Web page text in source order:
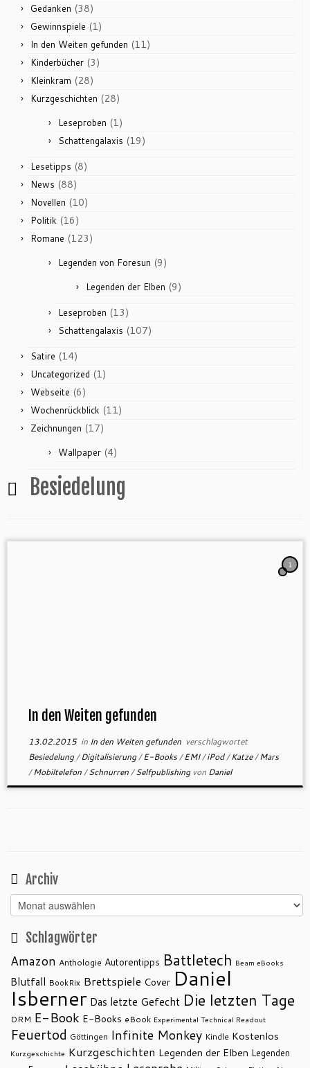
Gedanken (38)
Gewinnspiele (1)
In den Weiten gefunden (11)
Kinderbücher (3)
Kleinkram (28)
Kurzgeschichten (28)
Leseproben (1)
Schattengalaxis (19)
Lesetipps (8)
News (88)
Novellen (10)
Politik (16)
Romane (123)
Legenden von Foresun (9)
Legenden der Elben (9)
Leseproben (13)
Schattengalaxis (107)
Satire (14)
Uncategorized (1)
Webseite (6)
Wochenrückblick (11)
Zeichnungen (17)
Wallpaper (4)
Besiedelung
1
In den Weiten gefunden
13.02.2015in In den Weiten gefunden verschlagwortet
Besiedelung/Digitalisierung/E-Books/EMI/iPod/Katze/Mars
/Mobiltelefon/Schnurren/Selfpublishing von Daniel
Archiv
Archiv
Schlagwörter
Amazon Anthologie Autorentipps Battletech Beam eBooks
Blutfall BookRix Brettspiele Cover Daniel
Isberner Das letzte Gefecht Die letzten Tage
DRM E-Book E-Books eBook Experimental Technical Readout
Feuertod Göttingen Infinite Monkey Kindle Kostenlos
Kurzgeschichte Kurzgeschichten Legenden der Elben Legenden